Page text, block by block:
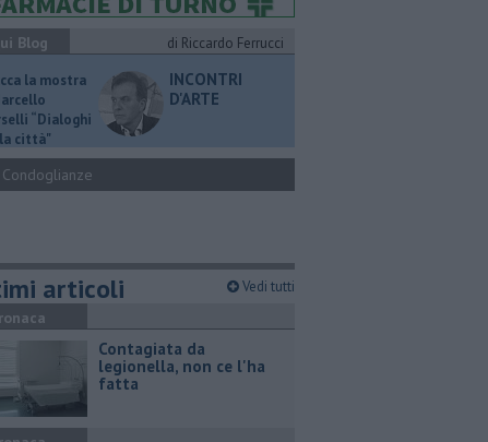
Blog
di Riccardo Ferrucci
la mostra
“Dialoghi
città"
INCONTRI
D'ARTE
Condoglianze
articoli Vedi tutti
Contagiata da
legionella, non ce l'ha
fatta